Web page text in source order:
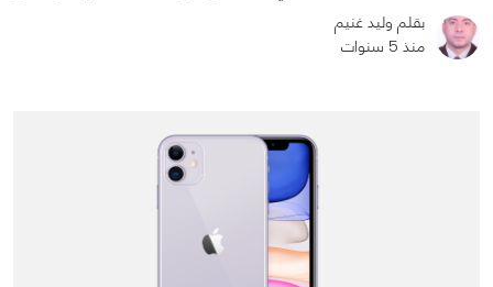
بقلم وليد غنيم
منذ 5 سنوات